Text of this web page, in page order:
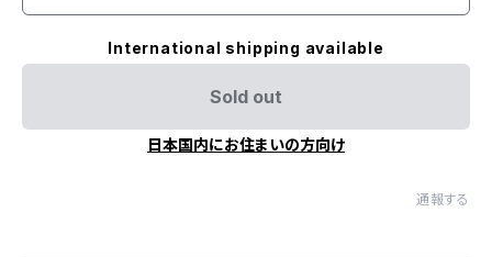
International shipping available
Sold out
日本国内にお住まいの方向け
通報する